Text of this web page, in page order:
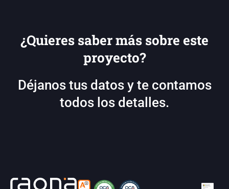
¿Quieres saber más sobre este
proyecto?
Déjanos tus datos y te contamos
todos los detalles.